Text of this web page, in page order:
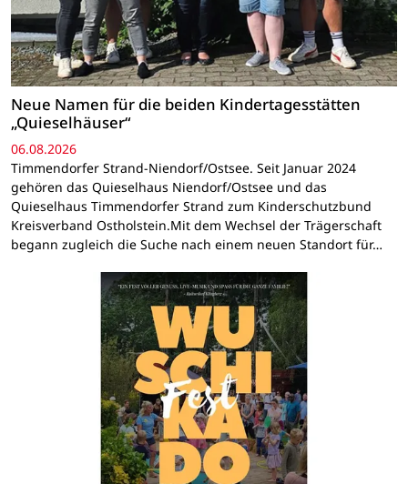
Neue Namen für die beiden Kindertagesstätten
„Quieselhäuser“
06.08.2026
Timmendorfer Strand-Niendorf/Ostsee. Seit Januar 2024
gehören das Quieselhaus Niendorf/Ostsee und das
Quieselhaus Timmendorfer Strand zum Kinderschutzbund
Kreisverband Ostholstein.Mit dem Wechsel der Trägerschaft
begann zugleich die Suche nach einem neuen Standort für…